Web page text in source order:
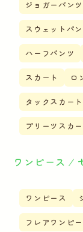
ジョガーパンツ
スウェットパ
ハーフパンツ
スカート ロ
タックスカート
プリーツスカー
ワンピース ⁄
ワンピース
フレアワンピ